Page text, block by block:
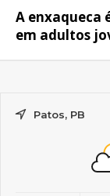
A enxaqueca
em adultos
Patos, PB